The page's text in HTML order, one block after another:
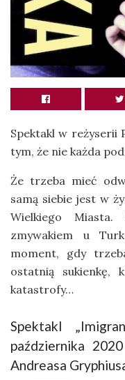
Spektakl w reżyserii
tym, że nie każda
Że trzeba mieć
samą siebie jest w
Wielkiego
zmywakiem u
moment, gdy
ostatnią sukienkę,
katastrofy…
Spektakl
października
Andreasa